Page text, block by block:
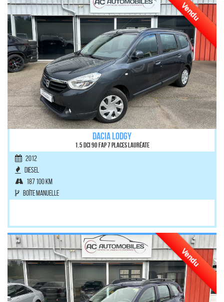
DACIA LODGY
1.5 dCI 90 FAP 7 places Lauréate
2012
Diesel
187 100 km
Boîte manuelle
Vendu
Vendu